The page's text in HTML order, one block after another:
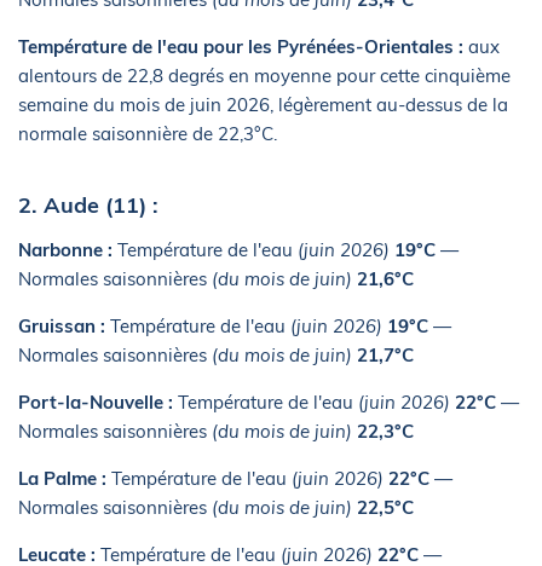
Température de l'eau pour les Pyrénées-Orientales : aux
alentours de 22,8 degrés en moyenne pour cette cinquième
semaine du mois de juin 2026, légèrement au-dessus de la
normale saisonnière de 22,3°C.
2. Aude (11) :
Narbonne : Température de l'eau (juin 2026) 19°C —
Normales saisonnières (du mois de juin) 21,6°C
Gruissan : Température de l'eau (juin 2026) 19°C —
Normales saisonnières (du mois de juin) 21,7°C
Port-la-Nouvelle : Température de l'eau (juin 2026) 22°C —
Normales saisonnières (du mois de juin) 22,3°C
La Palme : Température de l'eau (juin 2026) 22°C —
Normales saisonnières (du mois de juin) 22,5°C
Leucate : Température de l'eau (juin 2026) 22°C —